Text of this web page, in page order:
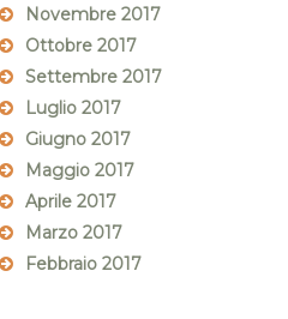
Novembre 2017
Ottobre 2017
Settembre 2017
Luglio 2017
Giugno 2017
Maggio 2017
Aprile 2017
Marzo 2017
Febbraio 2017